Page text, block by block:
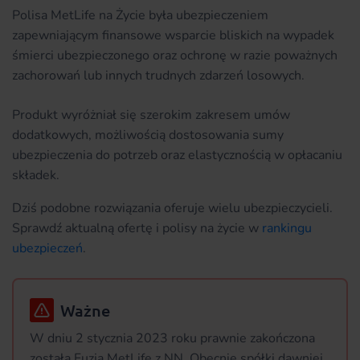
Polisa MetLife na Życie była ubezpieczeniem
zapewniającym finansowe wsparcie bliskich na wypadek
śmierci ubezpieczonego oraz ochronę w razie poważnych
zachorowań lub innych trudnych zdarzeń losowych.
Produkt wyróżniał się szerokim zakresem umów
dodatkowych, możliwością dostosowania sumy
ubezpieczenia do potrzeb oraz elastycznością w opłacaniu
składek.
Dziś podobne rozwiązania oferuje wielu ubezpieczycieli.
Sprawdź aktualną ofertę i polisy na życie w rankingu
ubezpieczeń.
Ważne
W dniu 2 stycznia 2023 roku prawnie zakończona